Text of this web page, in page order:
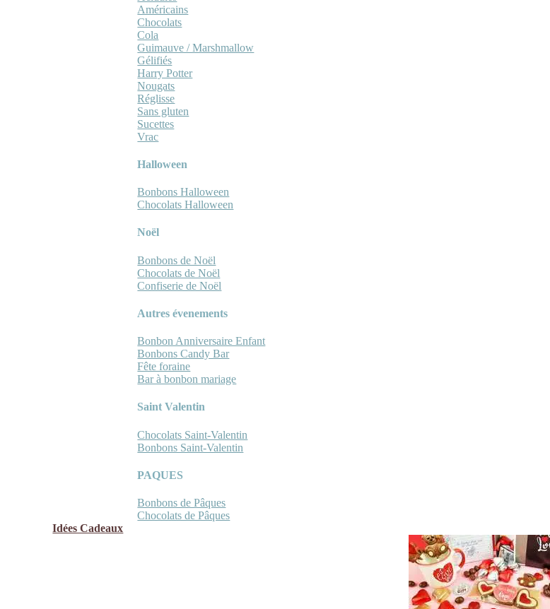
Américains
Chocolats
Cola
Guimauve / Marshmallow
Gélifiés
Harry Potter
Nougats
Réglisse
Sans gluten
Sucettes
Vrac
Halloween
Bonbons Halloween
Chocolats Halloween
Noël
Bonbons de Noël
Chocolats de Noël
Confiserie de Noël
Autres évenements
Bonbon Anniversaire Enfant
Bonbons Candy Bar
Fête foraine
Bar à bonbon mariage
Saint Valentin
Chocolats Saint-Valentin
Bonbons Saint-Valentin
PAQUES
Bonbons de Pâques
Chocolats de Pâques
Idées Cadeaux